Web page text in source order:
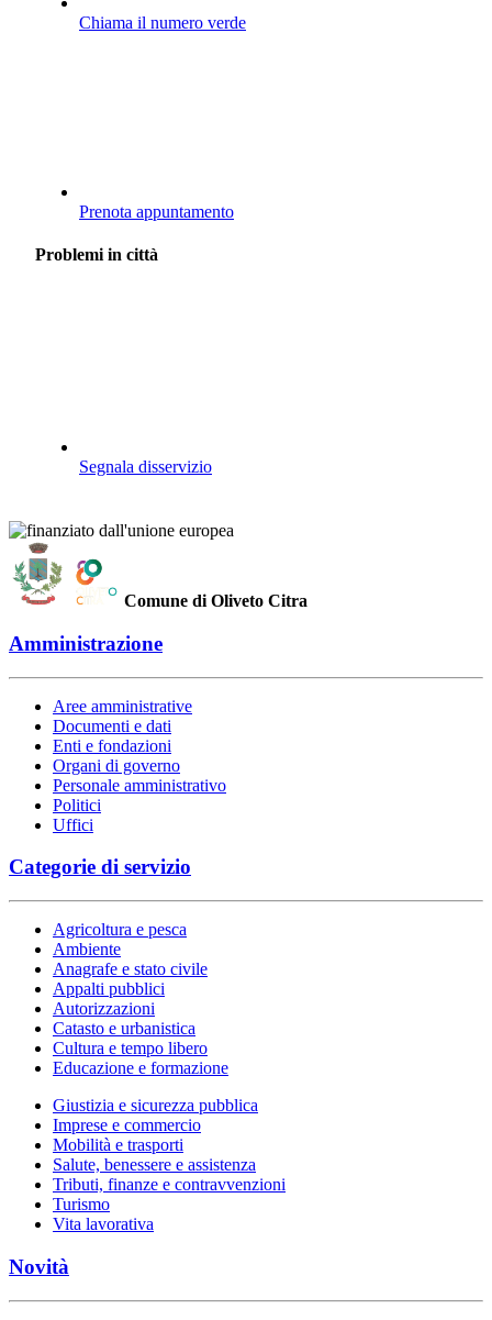
Chiama il numero verde
Prenota appuntamento
Problemi in città
Segnala disservizio
Comune di Oliveto Citra
Amministrazione
Aree amministrative
Documenti e dati
Enti e fondazioni
Organi di governo
Personale amministrativo
Politici
Uffici
Categorie di servizio
Agricoltura e pesca
Ambiente
Anagrafe e stato civile
Appalti pubblici
Autorizzazioni
Catasto e urbanistica
Cultura e tempo libero
Educazione e formazione
Giustizia e sicurezza pubblica
Imprese e commercio
Mobilità e trasporti
Salute, benessere e assistenza
Tributi, finanze e contravvenzioni
Turismo
Vita lavorativa
Novità